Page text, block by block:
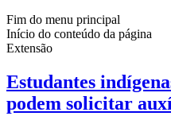
Fim do menu principal
Início do conteúdo da página
Extensão
Estudantes
podem solicitar